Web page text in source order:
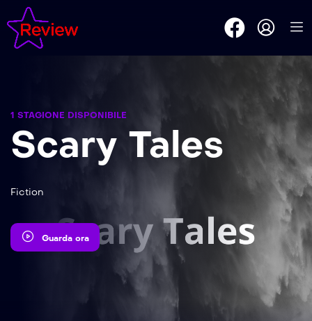
1 STAGIONE DISPONIBILE
Scary Tales
Fiction
Guarda ora